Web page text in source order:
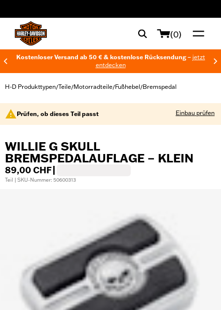
(0)
Kostenloser Versand ab 50 € & kostenlose Rücksendung – jetzt
entdecken
H-D Produkttypen/Teile/Motorradteile/Fußhebel/Bremspedal
Prüfen, ob dieses Teil passt Einbau prüfen
WILLIE G SKULL
BREMSPEDALAUFLAGE – KLEIN
89,00 CHF
Teil | SKU-Nummer: 50600313